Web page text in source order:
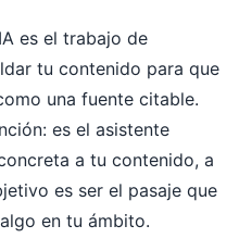
es el trabajo de
tu contenido para que
una fuente citable.
es el asistente
a tu contenido, a
es ser el pasaje que
en tu ámbito.